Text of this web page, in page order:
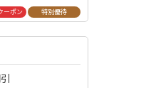
ーポン 特別優待